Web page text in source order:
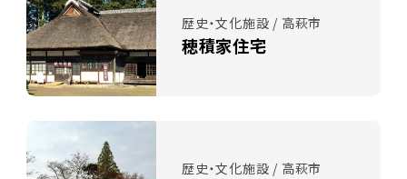
歴史・文化施設 / 高萩市
穂積家住宅
歴史・文化施設 / 高萩市